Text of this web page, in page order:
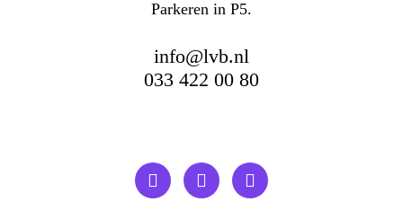
Parkeren in P5.
info@lvb.nl
033 422 00 80